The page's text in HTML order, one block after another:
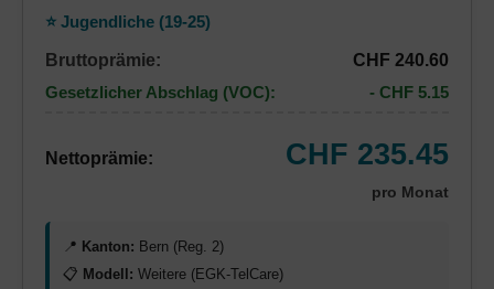
⭐ Jugendliche (19-25)
Bruttoprämie:
CHF 240.60
Gesetzlicher Abschlag (VOC):
- CHF 5.15
Nettoprämie: CHF 235.45
pro Monat
📍 Kanton: Bern (Reg. 2)
📋 Modell: Weitere (EGK-TelCare)